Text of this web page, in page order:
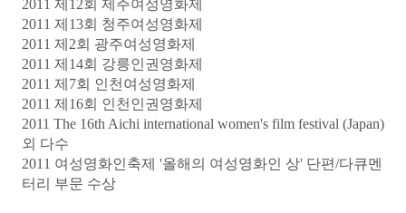
2011 제12회 제주여성영화제
2011 제13회 청주여성영화제
2011 제2회 광주여성영화제
2011 제14회 강릉인권영화제
2011 제7회 인천여성영화제
2011 제16회 인천인권영화제
2011 The 16th Aichi international women's film festival (Japan)
외 다수
2011 여성영화인축제 '올해의 여성영화인 상' 단편/다큐멘
터리 부문 수상